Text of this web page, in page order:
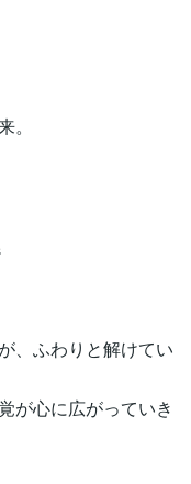
、ふわりと解けてい
が心に広がっていき